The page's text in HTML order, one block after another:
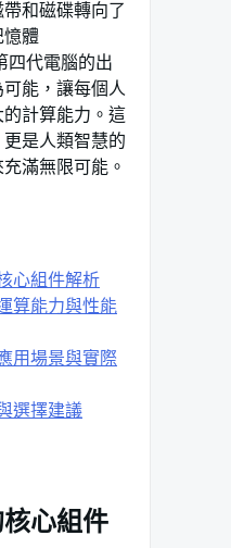
和磁碟轉向了
憶體
四代電腦的出
能，讓每個人
計算能力。這
是人類智慧的
滿無限可能。
心組件解析
算能力與性能
用場景與實際
選擇建議
心組件